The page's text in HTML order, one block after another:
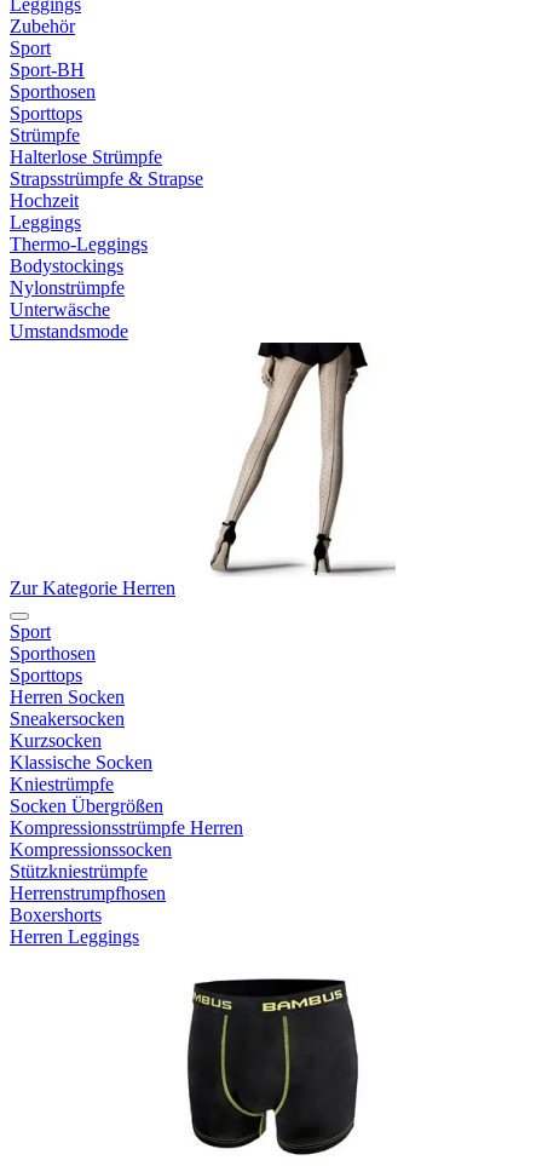
Leggings
Zubehör
Sport
Sport-BH
Sporthosen
Sporttops
Strümpfe
Halterlose Strümpfe
Strapsstrümpfe & Strapse
Hochzeit
Leggings
Thermo-Leggings
Bodystockings
Nylonstrümpfe
Unterwäsche
Umstandsmode
Zur Kategorie Herren
Sport
Sporthosen
Sporttops
Herren Socken
Sneakersocken
Kurzsocken
Klassische Socken
Kniestrümpfe
Socken Übergrößen
Kompressionsstrümpfe Herren
Kompressionssocken
Stützkniestrümpfe
Herrenstrumpfhosen
Boxershorts
Herren Leggings